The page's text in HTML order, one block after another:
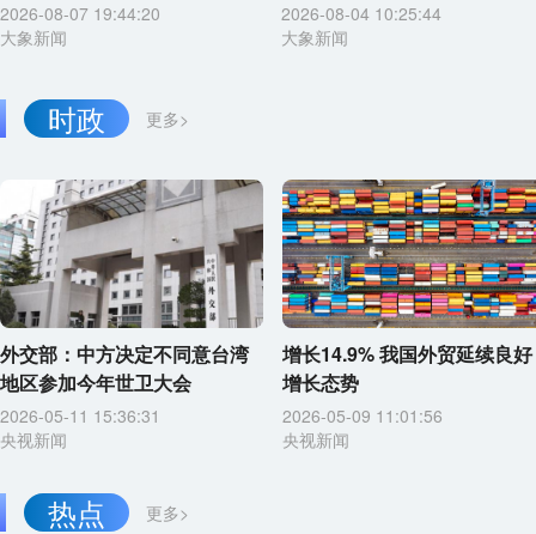
2026-08-07 19:44:20
大象新闻
2026-08-04 10:25:44
大象新闻
更多>
时政
外交部：中方决定不同意台湾
地区参加今年世卫大会
2026-05-11 15:36:31
央视新闻
增长14.9% 我国外贸延续良好
增长态势
2026-05-09 11:01:56
央视新闻
更多>
热点